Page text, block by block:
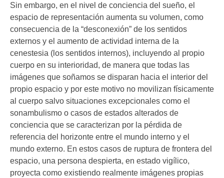
Sin embargo, en el nivel de conciencia del sueño, el
espacio de representación aumenta su volumen, como
consecuencia de la “desconexión” de los sentidos
externos y el aumento de actividad interna de la
cenestesia (los sentidos internos), incluyendo al propio
cuerpo en su interioridad, de manera que todas las
imágenes que soñamos se disparan hacia el interior del
propio espacio y por este motivo no movilizan físicamente
al cuerpo salvo situaciones excepcionales como el
sonambulismo o casos de estados alterados de
conciencia que se caracterizan por la pérdida de
referencia del horizonte entre el mundo interno y el
mundo externo. En estos casos de ruptura de frontera del
espacio, una persona despierta, en estado vigílico,
proyecta como existiendo realmente imágenes propias